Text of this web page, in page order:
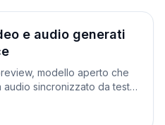
e audio generati
modello aperto che
sincronizzato da testo